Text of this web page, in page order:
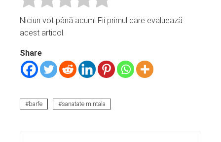
Niciun vot până acum! Fii primul care evaluează
acest articol.
Share
barfe sanatate mintala